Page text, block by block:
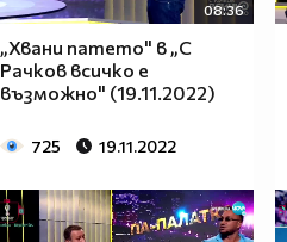
08:36
„Хвани патето" в „С
Рачков всичко е
възможно" (19.11.2022)
725 19.11.2022